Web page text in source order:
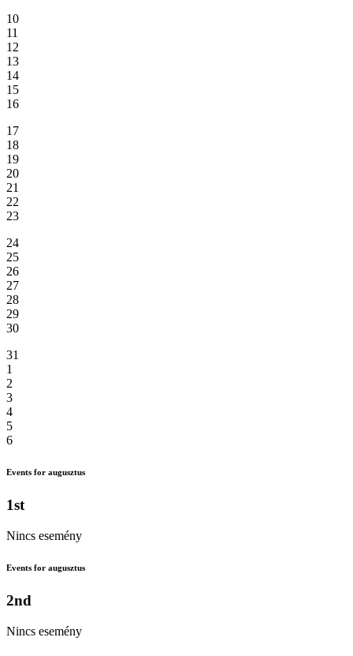
10
11
12
13
14
15
16
17
18
19
20
21
22
23
24
25
26
27
28
29
30
31
1
2
3
4
5
6
Events for augusztus
1st
Nincs esemény
Events for augusztus
2nd
Nincs esemény